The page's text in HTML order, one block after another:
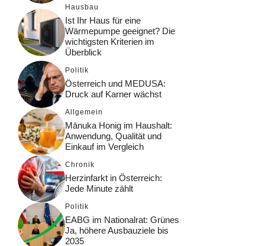
Hausbau
Ist Ihr Haus für eine
Wärmepumpe geeignet? Die
wichtigsten Kriterien im
Überblick
Politik
Österreich und MEDUSA:
Druck auf Karner wächst
Allgemein
Mānuka Honig im Haushalt:
Anwendung, Qualität und
Einkauf im Vergleich
Chronik
Herzinfarkt in Österreich:
Jede Minute zählt
Politik
EABG im Nationalrat: Grünes
Ja, höhere Ausbauziele bis
2035